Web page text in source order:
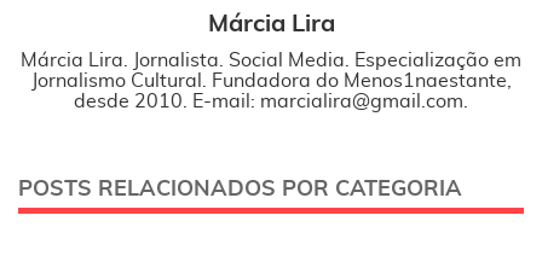
Márcia Lira
Márcia Lira. Jornalista. Social Media. Especialização em
Jornalismo Cultural. Fundadora do Menos1naestante,
desde 2010. E-mail: marcialira@gmail.com.
POSTS RELACIONADOS POR CATEGORIA